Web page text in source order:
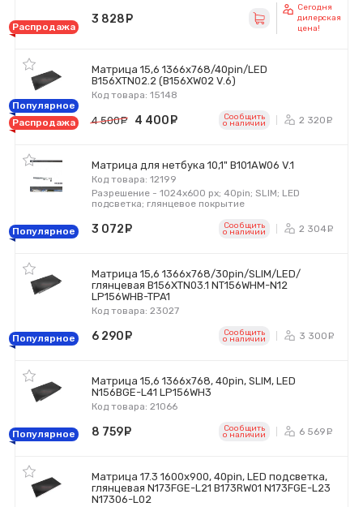
Распродажа
3 828
Сегодня
дилерская
цена!
Матрица 15,6 1366x768/40pin/LED
B156XTN02.2 (B156XW02 V.6)
Код товара: 15148
Популярное
Распродажа
4 500 руб.
4 400 руб.Сообщить
o наличии 2 320
Матрица для нетбука 10,1" B101AW06 V.1
Код товара: 12199
Разрешение - 1024x600 px; 40pin; SLIM; LED
подсветка; глянцевое покрытие
Популярное 3 072 Сообщить
o наличии 2 304
Матрица 15,6 1366x768/30pin/SLIM/LED/
глянцевая B156XTN03.1 NT156WHM-N12
LP156WHB-TPA1
Код товара: 23027
Популярное 6 290 Сообщить
o наличии 3 300
Матрица 15,6 1366x768, 40pin, SLIM, LED
N156BGE-L41 LP156WH3
Код товара: 21066
Популярное 8 759 Сообщить
o наличии 6 569
Матрица 17.3 1600x900, 40pin, LED подсветка,
глянцевая N173FGE-L21 B173RW01 N173FGE-L23
N17306-L02